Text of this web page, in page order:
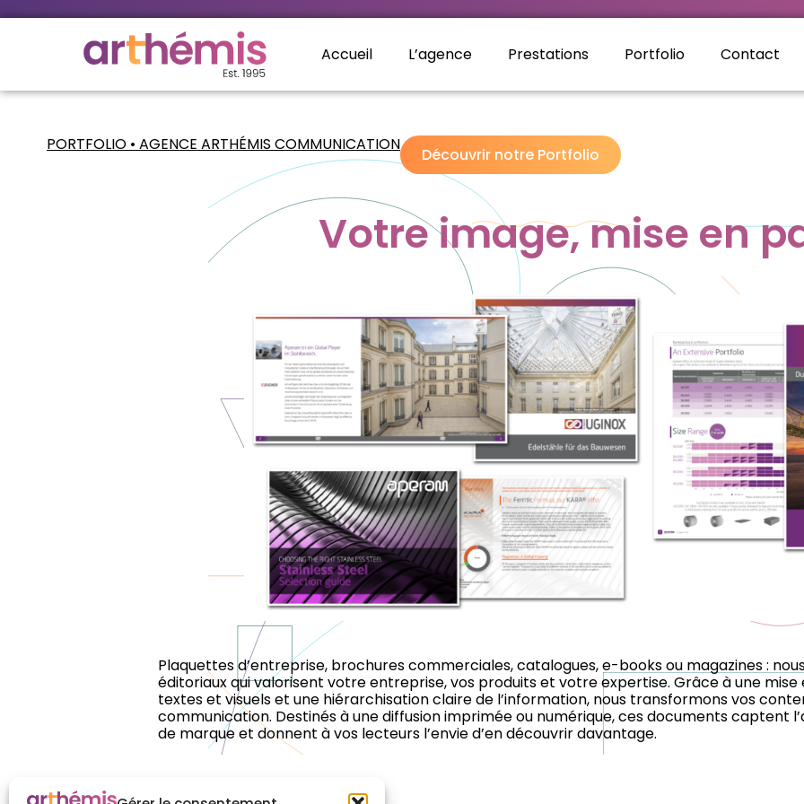
Accueil L’agence Prestations Portfolio Contact
PORTFOLIO • AGENCE ARTHÉMIS COMMUNICATION
Découvrir notre Portfolio
Votre image, mise en
Plaquettes d’entreprise, brochures commerciales, catalogues, e-books ou magazines :
éditoriaux qui valorisent votre entreprise, vos produits et votre expertise. Grâce à une
textes et visuels et une hiérarchisation claire de l’information, nous transformons vos
communication. Destinés à une diffusion imprimée ou numérique, ces documents captent
de marque et donnent à vos lecteurs l’envie d’en découvrir davantage.